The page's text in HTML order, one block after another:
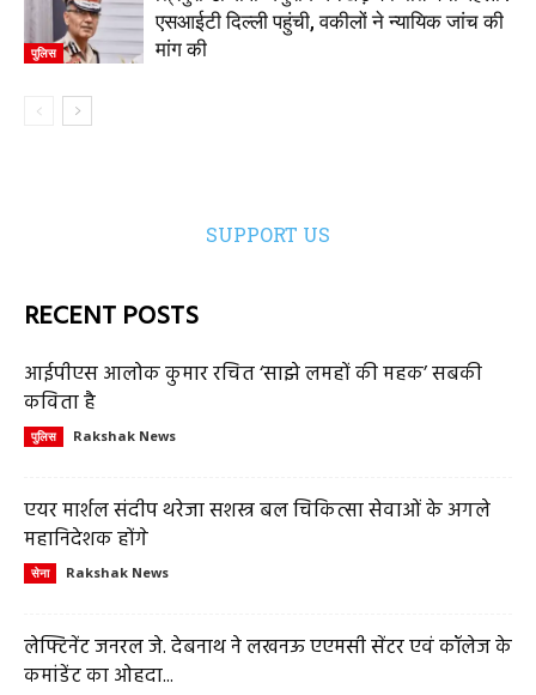
पुलिस
एसआईटी दिल्ली पहुंची, वकीलों ने न्यायिक जांच की
मांग की
SUPPORT US
RECENT POSTS
आईपीएस आलोक कुमार रचित ‘साझे लमहों की महक’ सबकी
कविता है
पुलिस Rakshak News
एयर मार्शल संदीप थरेजा सशस्त्र बल चिकित्सा सेवाओं के अगले
महानिदेशक होंगे
सेना Rakshak News
लेफ्टिनेंट जनरल जे. देबनाथ ने लखनऊ एएमसी सेंटर एवं कॉलेज के
कमांडेंट का ओहदा...